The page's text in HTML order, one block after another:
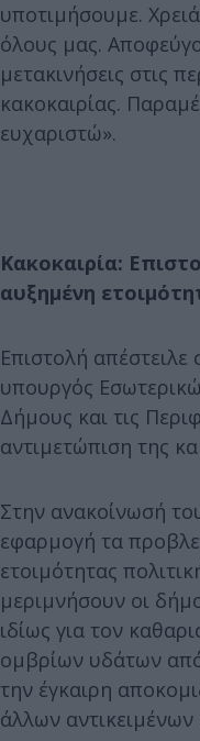
υποτιμήσουμε.
όλους μας.
μετακινήσεις στις
κακοκαιρίας.
ευχαριστώ».
Κακοκαιρία:
αυξημένη
Επιστολή
υπουργός
Δήμους και τις
αντιμετώπιση της
Στην ανακοίνωσή
εφαρμογή τα
ετοιμότητας
μεριμνήσουν οι
ιδίως για τον
ομβρίων υδάτων
την έγκαιρη
άλλων αντικειμένων